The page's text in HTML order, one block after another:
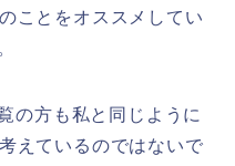
ことをオススメしてい
の方も私と同じように
えているのではないで